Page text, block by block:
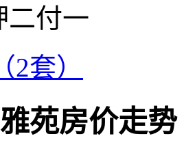
二付一
套）
苑房价走势